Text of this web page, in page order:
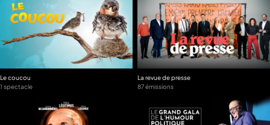
Le coucou
1 spectacle
La revue de presse
87 émissions